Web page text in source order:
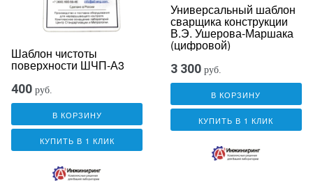
Шаблон чистоты
поверхности ШЧП-А3
400 руб.
В КОРЗИНУ
КУПИТЬ В 1 КЛИК
Универсальный шаблон
сварщика конструкции
В.Э. Ушерова-Маршака
(цифровой)
3 300 руб.
В КОРЗИНУ
КУПИТЬ В 1 КЛИК